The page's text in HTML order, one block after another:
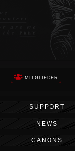
MITGLIEDER
SUPPORT
NEWS
CANONS